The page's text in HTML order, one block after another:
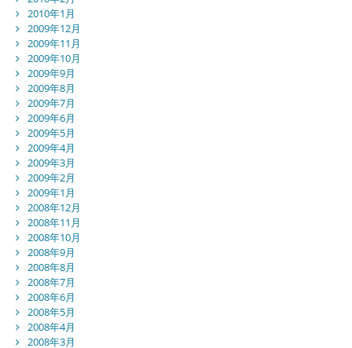
2010年1月
2009年12月
2009年11月
2009年10月
2009年9月
2009年8月
2009年7月
2009年6月
2009年5月
2009年4月
2009年3月
2009年2月
2009年1月
2008年12月
2008年11月
2008年10月
2008年9月
2008年8月
2008年7月
2008年6月
2008年5月
2008年4月
2008年3月